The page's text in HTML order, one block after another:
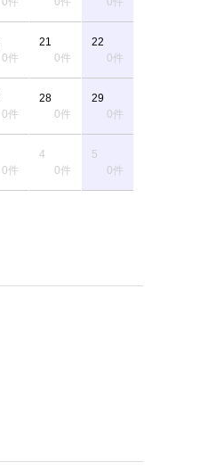
0件
21
0件
22
0件
0件
28
0件
29
0件
0件
4
0件
5
0件